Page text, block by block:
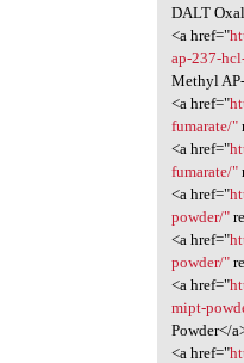
DALT
<a href="
ap-237-
Methyl
<a href="
fumarate/"
<a href="
fumarate/"
<a href="
powder/"
<a href="
powder/"
<a href="
mipt-
Powder</
<a href="